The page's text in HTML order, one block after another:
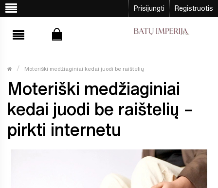
Prisijungti Registruotis
Moteriški medžiaginiai kedai juodi be raištelių
Moteriški medžiaginiai
kedai juodi be raištelių –
pirkti internetu